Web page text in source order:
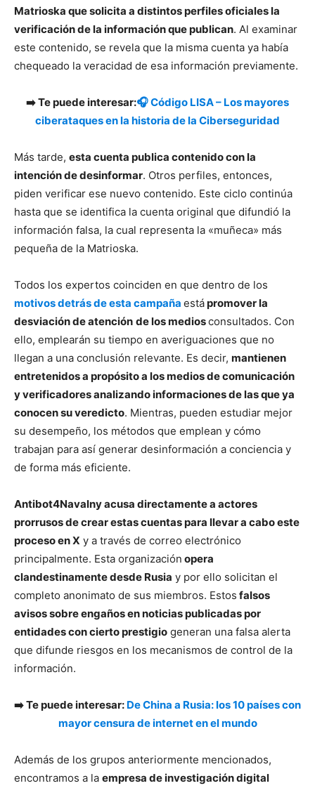
Matrioska que solicita a distintos perfiles oficiales la
verificación de la información que publican. Al examinar
este contenido, se revela que la misma cuenta ya había
chequeado la veracidad de esa información previamente.
➡️ Te puede interesar:🎧 Código LISA – Los mayores
ciberataques en la historia de la Ciberseguridad
Más tarde, esta cuenta publica contenido con la
intención de desinformar. Otros perfiles, entonces,
piden verificar ese nuevo contenido. Este ciclo continúa
hasta que se identifica la cuenta original que difundió la
información falsa, la cual representa la «muñeca» más
pequeña de la Matrioska.
Todos los expertos coinciden en que dentro de los
motivos detrás de esta campaña estápromover la
desviación de atención de los mediosconsultados. Con
ello, emplearán su tiempo en averiguaciones que no
llegan a una conclusión relevante. Es decir, mantienen
entretenidos a propósito a los medios de comunicación
y verificadores analizando informaciones de las que ya
conocen su veredicto. Mientras, pueden estudiar mejor
su desempeño, los métodos que emplean y cómo
trabajan para así generar desinformación a conciencia y
de forma más eficiente.
Antibot4Navalny acusa directamente a actores
prorrusos de crear estas cuentas para llevar a cabo este
proceso en X y a través de correo electrónico
principalmente. Esta organización opera
clandestinamente desde Rusia y por ello solicitan el
completo anonimato de sus miembros. Estos falsos
avisos sobre engaños en noticias publicadas por
entidades con cierto prestigio generan una falsa alerta
que difunde riesgos en los mecanismos de control de la
información.
➡️ Te puede interesar: De China a Rusia: los 10 países con
mayor censura de internet en el mundo
Además de los grupos anteriormente mencionados,
encontramos a la empresa de investigación digital